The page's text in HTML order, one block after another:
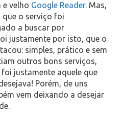
e velho Google Reader. Mas,
o serviço foi
a buscar por
justamente por isto, que o
simples, prático e sem
outros bons serviços,
justamente aquele que
Porém, de uns
vem deixando a desejar